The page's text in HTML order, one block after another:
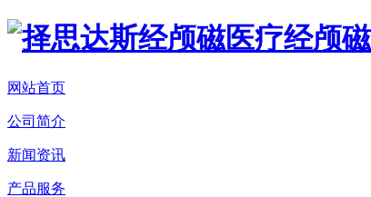
网站首页
公司简介
新闻资讯
产品服务